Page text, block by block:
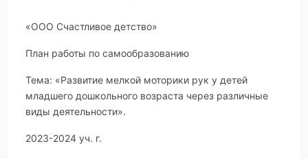
«ООО Счастливое детство»
План работы по самообразованию
Тема: «Развитие мелкой моторики рук у детей
младшего дошкольного возраста через различные
виды деятельности».
2023-2024 уч. г.